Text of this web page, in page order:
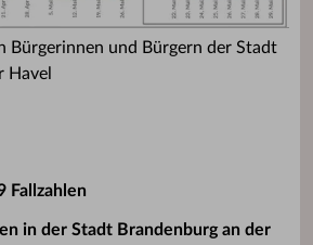
Bürgerinnen und Bürgern der Stadt
Havel
Fallzahlen
in der Stadt Brandenburg an der